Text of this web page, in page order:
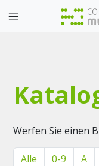
Werfen Sie einen
Alle 0-9 A